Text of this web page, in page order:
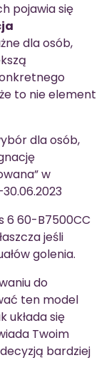
pojawia się
dla osób,
to nie element
dla osób,
w
6 60-B7500CC
jeśli
golenia.
do
ten model
układa się
Twoim
bardziej